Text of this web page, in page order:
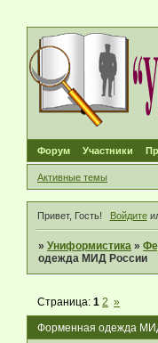
Форум Участники
Активные темы
Привет, Гость! Войдите
»Униформистика »
одежда МИД России
Форменная одежда
Страница:1 2 »